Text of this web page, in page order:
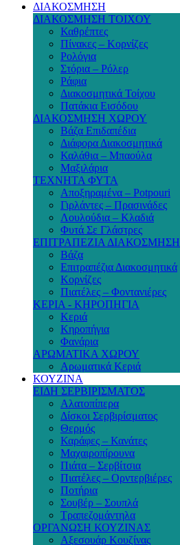
ΔΙΑΚΟΣΜΗΣΗ
ΔΙΑΚΟΣΜΗΣΗ ΤΟΙΧΟΥ
Καθρέπτες
Πίνακες – Κορνίζες
Ρολόγια
Στόρια – Ρόλερ
Ράφια
Διακοσμητικά Τοίχου
Πατάκια Εισόδου
ΔΙΑΚΟΣΜΗΣΗ ΧΩΡΟΥ
Βάζα Επιδαπέδια
Διάφορα Διακοσμητικά
Καλάθια – Μπαούλα
Μαξιλάρια
ΤΕΧΝΗΤΑ ΦΥΤΑ
Αποξηραμένα – Potpouri
Γιρλάντες – Πρασινάδες
Λουλούδια – Κλαδιά
Φυτά Σε Γλάστρες
ΕΠΙΤΡΑΠΕΖΙΑ ΔΙΑΚΟΣΜΗΣΗ
Βάζα
Επιτραπέζια Διακοσμητικά
Κορνίζες
Πιατέλες – Φοντανιέρες
ΚΕΡΙΑ - ΚΗΡΟΠΗΓΙΑ
Κεριά
Κηροπήγια
Φανάρια
ΑΡΩΜΑΤΙΚΑ ΧΩΡΟΥ
Αρωματικά Κεριά
ΚΟΥΖΙΝΑ
ΕΙΔΗ ΣΕΡΒΙΡΙΣΜΑΤΟΣ
Αλατοπίπερα
Δίσκοι Σερβιρίσματος
Θερμός
Καράφες – Κανάτες
Μαχαιροπίρουνα
Πιάτα – Σερβίτσια
Πιατέλες – Ορντερβιέρες
Ποτήρια
Σουβέρ – Σουπλά
Τραπεζομάντηλα
ΟΡΓΑΝΩΣΗ ΚΟΥΖΙΝΑΣ
Αξεσουάρ Κουζίνας